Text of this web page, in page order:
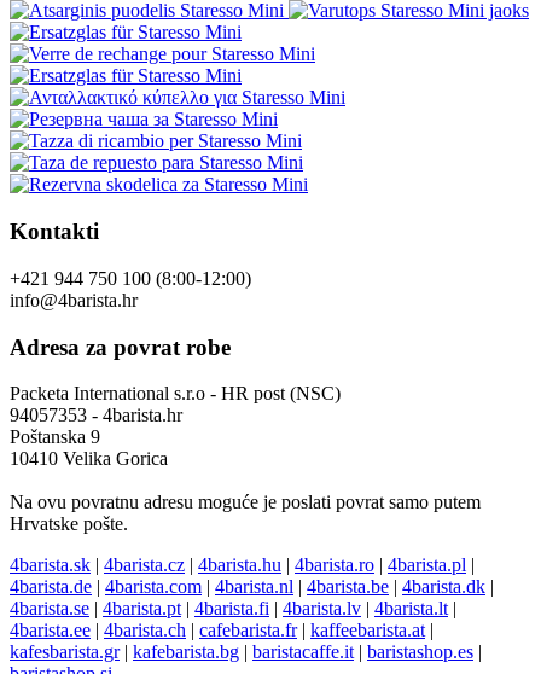
Kontakti
+421 944 750 100 (8:00-12:00)
info@4barista.hr
Adresa za povrat robe
Packeta International s.r.o - HR post (NSC)
94057353 - 4barista.hr
Poštanska 9
10410 Velika Gorica
Na ovu povratnu adresu moguće je poslati povrat samo putem
Hrvatske pošte.
4barista.sk | 4barista.cz | 4barista.hu | 4barista.ro | 4barista.pl |
4barista.de | 4barista.com | 4barista.nl | 4barista.be | 4barista.dk |
4barista.se | 4barista.pt | 4barista.fi | 4barista.lv | 4barista.lt |
4barista.ee | 4barista.ch | cafebarista.fr| kaffeebarista.at |
kafesbarista.gr| kafebarista.bg | baristacaffe.it | baristashop.es |